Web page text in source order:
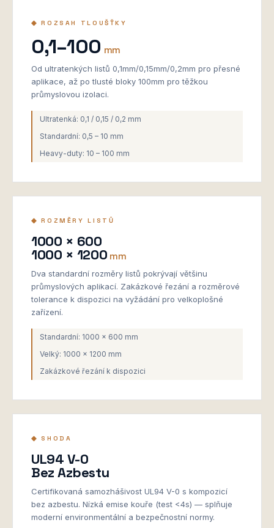
◆ ROZSAH TLOUŠŤKY
0,1–100 mm
Od ultratenkých listů 0,1mm/0,15mm/0,2mm pro přesné
aplikace, až po tlusté bloky 100mm pro těžkou
průmyslovou izolaci.
Ultratenká: 0,1 / 0,15 / 0,2 mm
Standardní: 0,5 – 10 mm
Heavy-duty: 10 – 100 mm
◆ ROZMĚRY LISTŮ
1000 × 600
1000 × 1200 mm
Dva standardní rozměry listů pokrývají většinu
průmyslových aplikací. Zakázkové řezání a rozměrové
tolerance k dispozici na vyžádání pro velkoplošné
zařízení.
Standardní: 1000 × 600 mm
Velký: 1000 × 1200 mm
Zakázkové řezání k dispozici
◆ SHODA
UL94 V-0
Bez Azbestu
Certifikovaná samozhášivost UL94 V-0 s kompozicí
bez azbestu. Nízká emise kouře (test <4s) — splňuje
moderní environmentální a bezpečnostní normy.